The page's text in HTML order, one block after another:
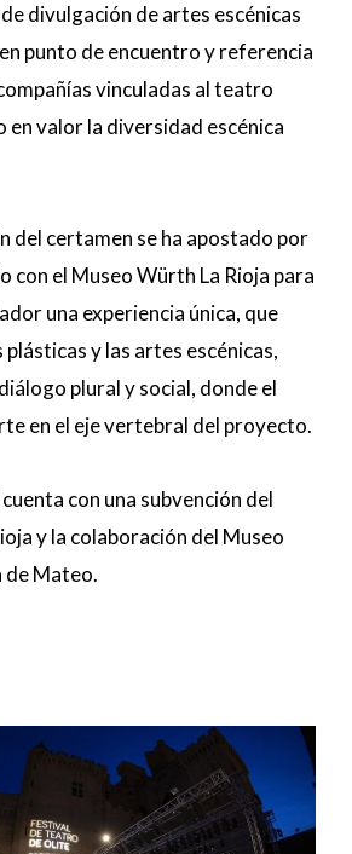
divulgación de artes escénicas
punto de encuentro y referencia
vinculadas al teatro
en valor la diversidad escénica
del certamen se ha apostado por
con el Museo Würth La Rioja para
una experiencia única, que
y las artes escénicas,
plural y social, donde el
en el eje vertebral del proyecto.
con una subvención del
y la colaboración del Museo
de Mateo.